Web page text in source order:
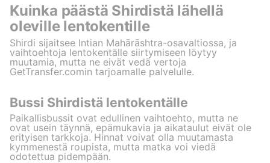
Kuinka päästä Shirdistä lähellä
oleville lentokentille
Shirdi sijaitsee Intian Mahārāshtra-osavaltiossa, ja
vaihtoehtoja lentokentälle siirtymiseen löytyy
muutamia, mutta ne eivät vedä vertoja
GetTransfer.comin tarjoamalle palvelulle.
Bussi Shirdistä lentokentälle
Paikallisbussit ovat edullinen vaihtoehto, mutta ne
ovat usein täynnä, epämukavia ja aikataulut eivät ole
erityisen tarkkoja. Hinnat voivat olla muutamasta
kymmenestä roupista, mutta matka voi viedä
odotettua pidempään.